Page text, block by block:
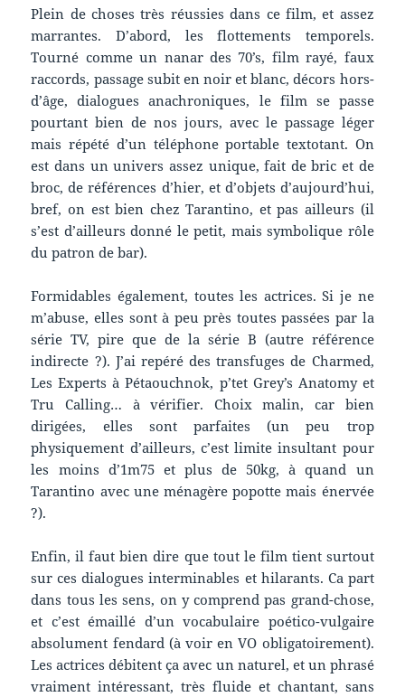
Plein de choses très réussies dans ce film, et assez
marrantes. D’abord, les flottements temporels.
Tourné comme un nanar des 70’s, film rayé, faux
raccords, passage subit en noir et blanc, décors hors-
d’âge, dialogues anachroniques, le film se passe
pourtant bien de nos jours, avec le passage léger
mais répété d’un téléphone portable textotant. On
est dans un univers assez unique, fait de bric et de
broc, de références d’hier, et d’objets d’aujourd’hui,
bref, on est bien chez Tarantino, et pas ailleurs (il
s’est d’ailleurs donné le petit, mais symbolique rôle
du patron de bar).
Formidables également, toutes les actrices. Si je ne
m’abuse, elles sont à peu près toutes passées par la
série TV, pire que de la série B (autre référence
indirecte ?). J’ai repéré des transfuges de Charmed,
Les Experts à Pétaouchnok, p’tet Grey’s Anatomy et
Tru Calling… à vérifier. Choix malin, car bien
dirigées, elles sont parfaites (un peu trop
physiquement d’ailleurs, c’est limite insultant pour
les moins d’1m75 et plus de 50kg, à quand un
Tarantino avec une ménagère popotte mais énervée
?).
Enfin, il faut bien dire que tout le film tient surtout
sur ces dialogues interminables et hilarants. Ca part
dans tous les sens, on y comprend pas grand-chose,
et c’est émaillé d’un vocabulaire poético-vulgaire
absolument fendard (à voir en VO obligatoirement).
Les actrices débitent ça avec un naturel, et un phrasé
vraiment intéressant, très fluide et chantant, sans